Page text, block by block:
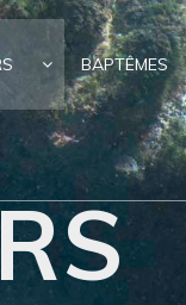
BAPTÊMES